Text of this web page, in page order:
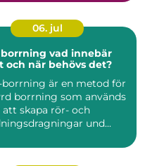
06. jul
vad innebär
och när behövs det?
borrning är en metod för
borrning som används
att skapa rör- och
und...